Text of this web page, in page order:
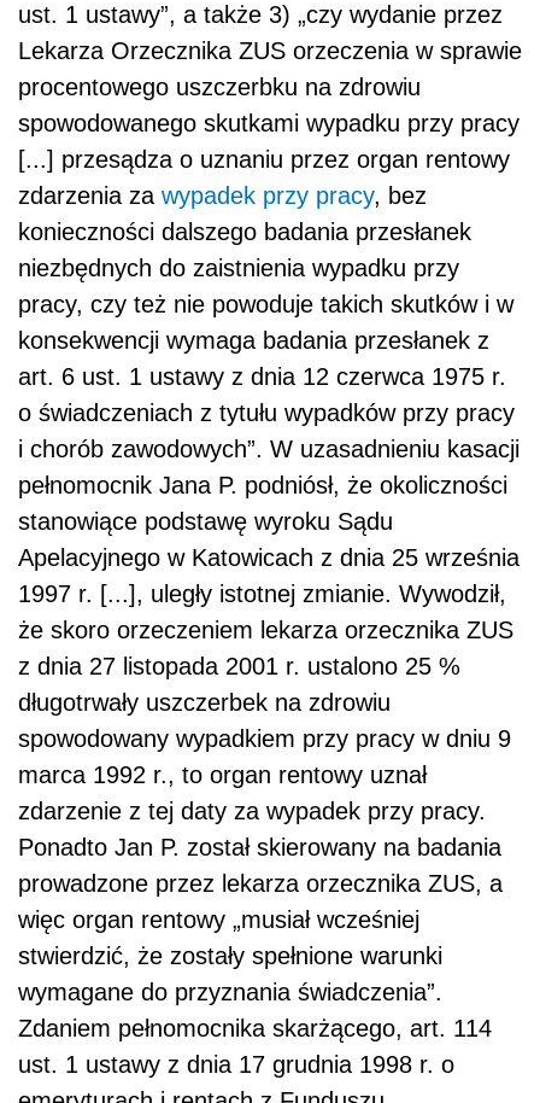
ust. 1 ustawy”, a także 3) „czy wydanie przez
Lekarza Orzecznika ZUS orzeczenia w sprawie
procentowego uszczerbku na zdrowiu
spowodowanego skutkami wypadku przy pracy
[...] przesądza o uznaniu przez organ rentowy
zdarzenia za wypadek przy pracy, bez
konieczności dalszego badania przesłanek
niezbędnych do zaistnienia wypadku przy
pracy, czy też nie powoduje takich skutków i w
konsekwencji wymaga badania przesłanek z
art. 6 ust. 1 ustawy z dnia 12 czerwca 1975 r.
o świadczeniach z tytułu wypadków przy pracy
i chorób zawodowych”. W uzasadnieniu kasacji
pełnomocnik Jana P. podniósł, że okoliczności
stanowiące podstawę wyroku Sądu
Apelacyjnego w Katowicach z dnia 25 września
1997 r. [...], uległy istotnej zmianie. Wywodził,
że skoro orzeczeniem lekarza orzecznika ZUS
z dnia 27 listopada 2001 r. ustalono 25 %
długotrwały uszczerbek na zdrowiu
spowodowany wypadkiem przy pracy w dniu 9
marca 1992 r., to organ rentowy uznał
zdarzenie z tej daty za wypadek przy pracy.
Ponadto Jan P. został skierowany na badania
prowadzone przez lekarza orzecznika ZUS, a
więc organ rentowy „musiał wcześniej
stwierdzić, że zostały spełnione warunki
wymagane do przyznania świadczenia”.
Zdaniem pełnomocnika skarżącego, art. 114
ust. 1 ustawy z dnia 17 grudnia 1998 r. o